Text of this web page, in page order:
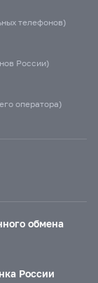
телефонов)
России)
оператора)
обмена
России